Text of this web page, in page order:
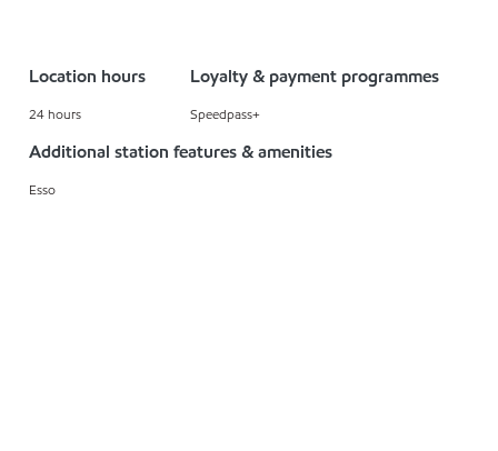
Location hours
24 hours
Loyalty & payment programmes
Speedpass+
Additional station features & amenities
Esso